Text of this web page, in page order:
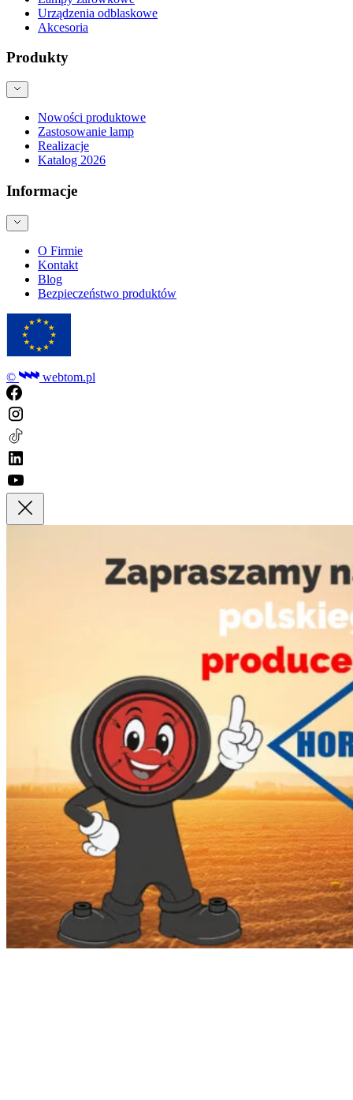
Urządzenia odblaskowe
Akcesoria
Produkty
Nowości produktowe
Zastosowanie lamp
Realizacje
Katalog 2026
Informacje
O Firmie
Kontakt
Blog
Bezpieczeństwo produktów
© webtom.pl